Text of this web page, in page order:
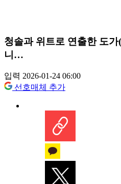
청솔과 위트로 연출한 도
니…
입력 2026-01-24 06:00
선호매체 추가